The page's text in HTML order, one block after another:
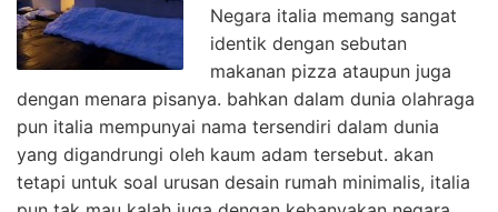
Negara italia memang sangat
identik dengan sebutan
makanan pizza ataupun juga
dengan menara pisanya. bahkan dalam dunia olahraga
pun italia mempunyai nama tersendiri dalam dunia
yang digandrungi oleh kaum adam tersebut. akan
tetapi untuk soal urusan desain rumah minimalis, italia